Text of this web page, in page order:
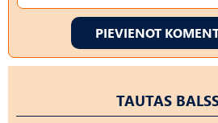
PIEVIENOT
TAUTAS